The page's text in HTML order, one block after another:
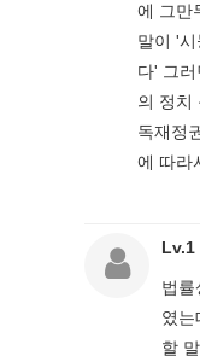
에 그만
말이 '
다' 그
의 정치
독재정
에 따라
Lv.1
법률
였는
할